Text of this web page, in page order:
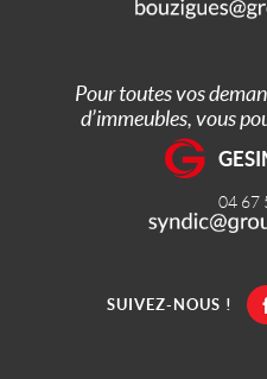
Pour toutes vos
d’immeubles, vous
04 67
SUIVEZ-NOUS !